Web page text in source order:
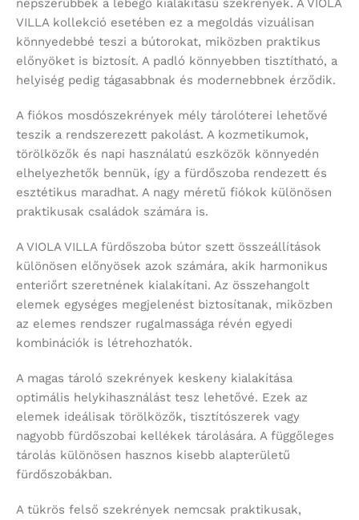
népszerűbbek a lebegő kialakítású szekrények. A VIOLA
VILLA kollekció esetében ez a megoldás vizuálisan
könnyedebbé teszi a bútorokat, miközben praktikus
előnyöket is biztosít. A padló könnyebben tisztítható, a
helyiség pedig tágasabbnak és modernebbnek érződik.
A fiókos mosdószekrények mély tárolóterei lehetővé
teszik a rendszerezett pakolást. A kozmetikumok,
törölközők és napi használatú eszközök könnyedén
elhelyezhetők bennük, így a fürdőszoba rendezett és
esztétikus maradhat. A nagy méretű fiókok különösen
praktikusak családok számára is.
A VIOLA VILLA fürdőszoba bútor szett összeállítások
különösen előnyösek azok számára, akik harmonikus
enteriőrt szeretnének kialakítani. Az összehangolt
elemek egységes megjelenést biztosítanak, miközben
az elemes rendszer rugalmassága révén egyedi
kombinációk is létrehozhatók.
A magas tároló szekrények keskeny kialakítása
optimális helykihasználást tesz lehetővé. Ezek az
elemek ideálisak törölközők, tisztítószerek vagy
nagyobb fürdőszobai kellékek tárolására. A függőleges
tárolás különösen hasznos kisebb alapterületű
fürdőszobákban.
A tükrös felső szekrények nemcsak praktikusak,